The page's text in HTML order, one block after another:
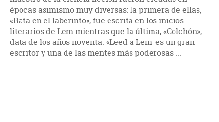
épocas asimismo muy diversas: la primera de ellas,
«Rata en el laberinto», fue escrita en los inicios
literarios de Lem mientras que la última, «Colchón»,
data de los años noventa. «Leed a Lem: es un gran
escritor y una de las mentes más poderosas ...